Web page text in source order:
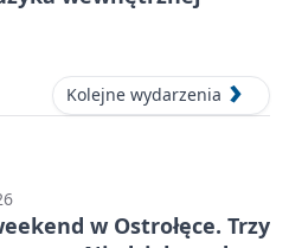
Kolejne wydarzenia
w Ostrołęce. Trzy